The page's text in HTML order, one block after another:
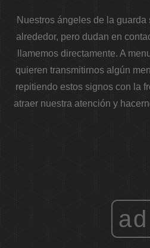
Nuestros ángeles de la guarda
alrededor, pero dudan en
llamemos directamente. A
quieren transmitirnos algún
repitiendo estos signos con la
atraer nuestra atención y
ad